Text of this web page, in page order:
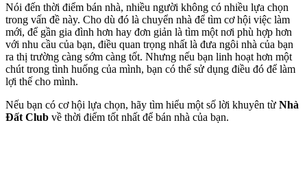
Nói đến thời điểm bán nhà, nhiều người không có nhiều lựa chọn
trong vấn đề này. Cho dù đó là chuyển nhà để tìm cơ hội việc làm
mới, để gần gia đình hơn hay đơn giản là tìm một nơi phù hợp hơn
với nhu cầu của bạn, điều quan trọng nhất là đưa ngôi nhà của bạn
ra thị trường càng sớm càng tốt. Nhưng nếu bạn linh hoạt hơn một
chút trong tình huống của mình, bạn có thể sử dụng điều đó để làm
lợi thế cho mình.
Nếu bạn có cơ hội lựa chọn, hãy tìm hiểu một số lời khuyên từ Nhà
Đất Club về thời điểm tốt nhất để bán nhà của bạn.